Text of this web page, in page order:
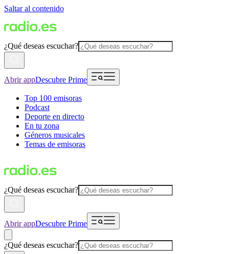
Saltar al contenido
¿Qué deseas escuchar?
Abrir appDescubre Prime
Top 100 emisoras
Podcast
Deporte en directo
En tu zona
Géneros musicales
Temas de emisoras
¿Qué deseas escuchar?
Abrir appDescubre Prime
¿Qué deseas escuchar?